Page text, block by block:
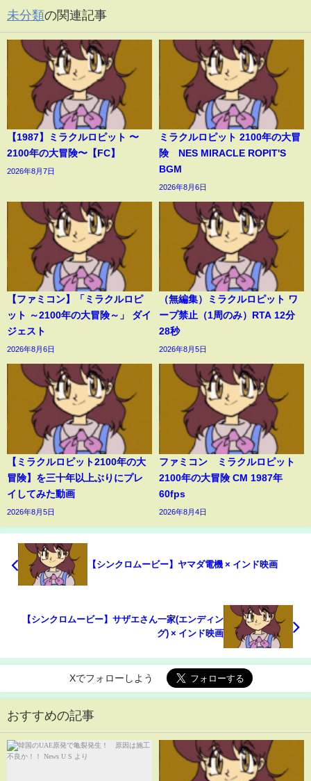
未分類の関連記事
【1987】ミラクルロピット 〜
2100年の大冒険〜【FC】
2026年8月7日
ミラクルロピット 2100年の大冒
険 NES MIRACLE ROPIT'S
BGM
2026年8月6日
【ファミコン】「ミラクルロピ
ット ～2100年の大冒険～」 ダイ
ジェスト
2026年8月6日
（無編集）ミラクルロピット ワ
ープ禁止（1周のみ）RTA 12分
28秒
2026年8月5日
【ミラクルロピット2100年の大
冒険】を三十年以上ぶりにプレ
イしてみた動画
2026年8月5日
ファミコン ミラクルロピット
2100年の大冒険 CM 1987年
60fps
2026年8月4日
【シンクロムービー】ヤマダ電機 × インド映画
【シンクロムービー】サザエさん一家(エンディン
グ) × インド映画
Xでフォローしよう
おすすめの記事